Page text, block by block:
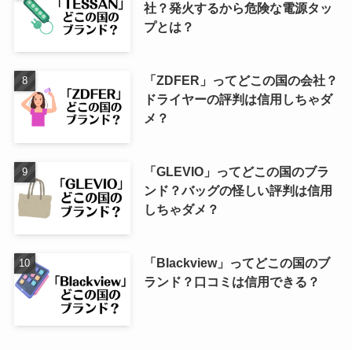
社？発火するから危険な電源タッ
プとは？
「ZDFER」ってどこの国の会社？
ドライヤーの評判は信用しちゃダ
メ？
「GLEVIO」ってどこの国のブラ
ンド？バッグの怪しい評判は信用
しちゃダメ？
「Blackview」ってどこの国のブ
ランド？口コミは信用できる？